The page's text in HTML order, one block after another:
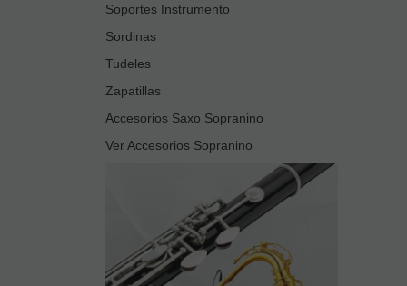
Soportes Instrumento
Sordinas
Tudeles
Zapatillas
Accesorios Saxo Sopranino
Ver Accesorios Sopranino